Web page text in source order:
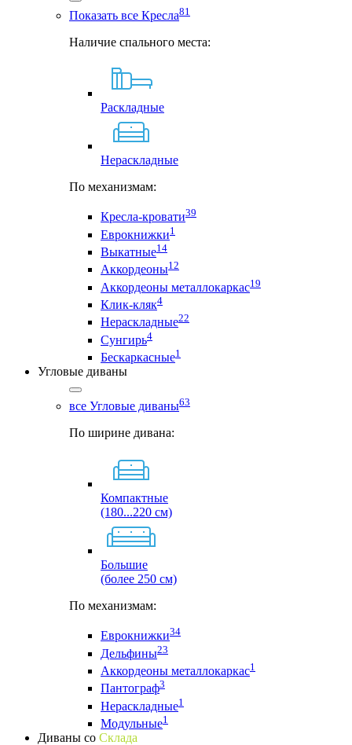
Показать все Кресла81
Наличие спального места:
Раскладные
Нераскладные
По механизмам:
Кресла-кровати39
Еврокнижки1
Выкатные14
Аккордеоны12
Аккордеоны металлокаркас19
Клик-кляк4
Нераскладные22
Сунгирь4
Бескаркасные1
Угловые диваны
все Угловые диваны63
По ширине дивана:
Компактные
(180...220 см)
Большие
(более 250 см)
По механизмам:
Еврокнижки34
Дельфины23
Аккордеоны металлокаркас1
Пантограф3
Нераскладные1
Модульные1
Диваны со Склада